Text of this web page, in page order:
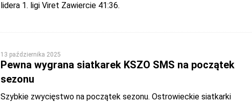
lidera 1. ligi Viret Zawiercie 41:36.
13 października 2025
Pewna wygrana siatkarek KSZO SMS na początek
sezonu
Szybkie zwycięstwo na początek sezonu. Ostrowieckie siatkarki